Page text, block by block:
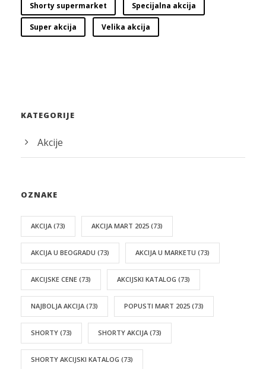
Shorty supermarket Specijalna akcija
Super akcija Velika akcija
KATEGORIJE
Akcije
OZNAKE
AKCIJA (73) AKCIJA MART 2025 (73)
AKCIJA U BEOGRADU (73) AKCIJA U MARKETU (73)
AKCIJSKE CENE (73) AKCIJSKI KATALOG (73)
NAJBOLJA AKCIJA (73) POPUSTI MART 2025 (73)
SHORTY (73) SHORTY AKCIJA (73)
SHORTY AKCIJSKI KATALOG (73)